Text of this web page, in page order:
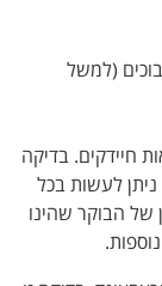
(למשל
חיידקים. בדיקה
ניתן לעשות בכל
הבוקר שהינו